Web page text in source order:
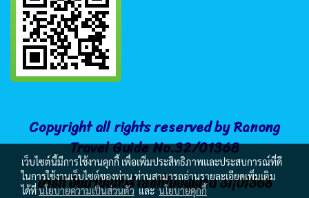
Copyright all rights reserved by Ranong
Travel Guide No.32/01368
อาร์ที อันดามันทัวร์ เลขที่ใบอนุญาต 31/01368
เว็บไซต์นี้มีการใช้งานคุกกี้ เพื่อเพิ่มประสิทธิภาพและประสบการณ์ที่ดี
ในการใช้งานเว็บไซต์ของท่าน ท่านสามารถอ่านรายละเอียดเพิ่มเติม
ได้ที่นโยบายความเป็นส่วนตัว และนโยบายคุกกี้